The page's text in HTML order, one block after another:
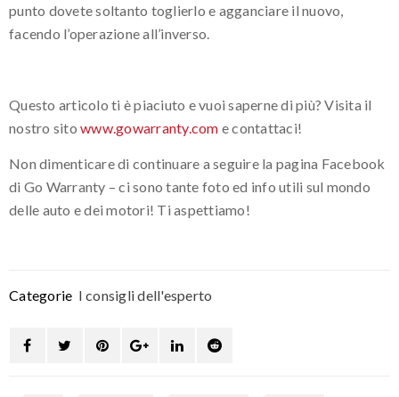
punto dovete soltanto toglierlo e agganciare il nuovo,
facendo l’operazione all’inverso.
Questo articolo ti è piaciuto e vuoi saperne di più? Visita il
nostro sito www.gowarranty.com e contattaci!
Non dimenticare di continuare a seguire la pagina Facebook
di Go Warranty – ci sono tante foto ed info utili sul mondo
delle auto e dei motori! Ti aspettiamo!
Categorie I consigli dell'esperto